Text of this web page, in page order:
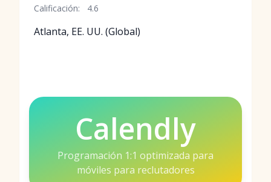
Calificación: 4.6
Atlanta, EE. UU. (Global)
Calendly
Programación 1:1 optimizada para
móviles para reclutadores